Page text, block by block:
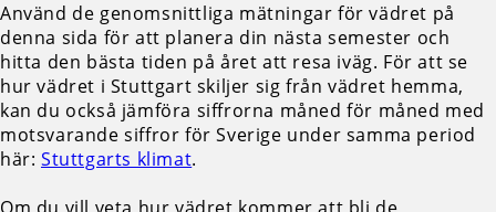
Använd de genomsnittliga mätningar för vädret på
denna sida för att planera din nästa semester och
hitta den bästa tiden på året att resa iväg. För att se
hur vädret i Stuttgart skiljer sig från vädret hemma,
kan du också jämföra siffrorna måned för måned med
motsvarande siffror för Sverige under samma period
här: Stuttgarts klimat.